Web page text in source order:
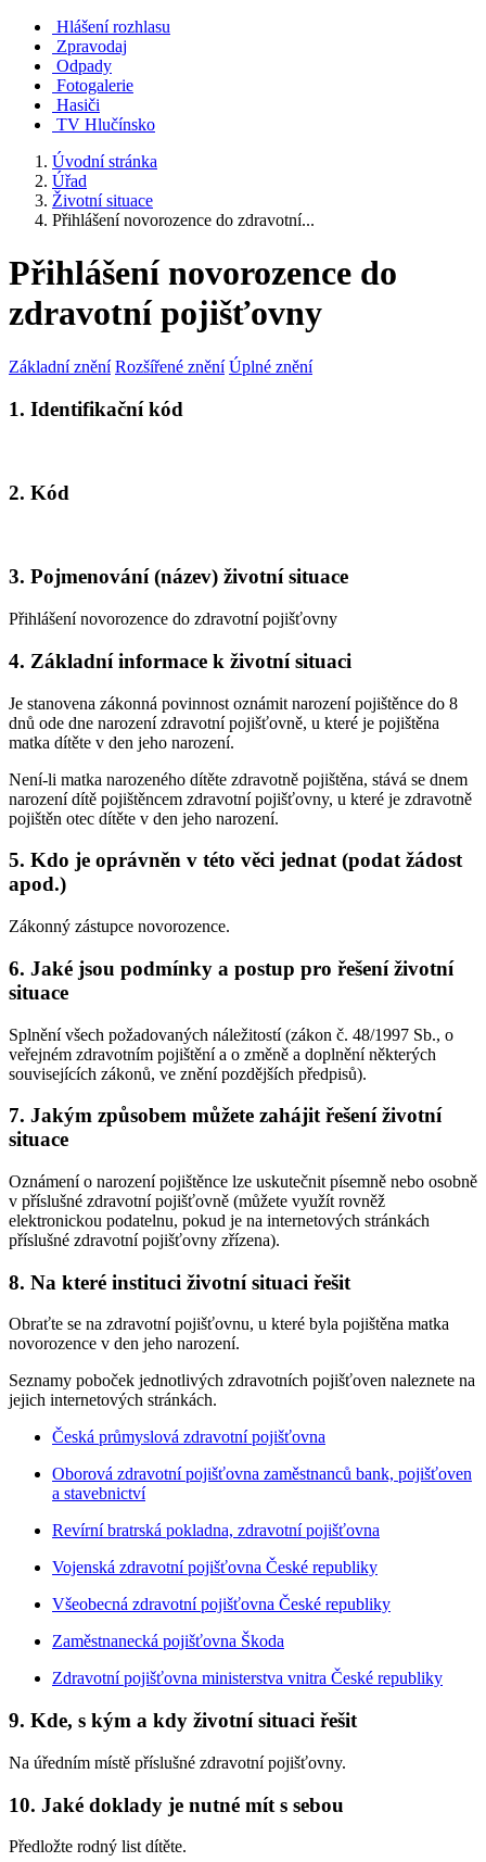
Hlášení rozhlasu
Zpravodaj
Odpady
Fotogalerie
Hasiči
TV Hlučínsko
Úvodní stránka
Úřad
Životní situace
Přihlášení novorozence do zdravotní...
Přihlášení novorozence do
zdravotní pojišťovny
Základní znění Rozšířené znění Úplné znění
1. Identifikační kód
2. Kód
3. Pojmenování (název) životní situace
Přihlášení novorozence do zdravotní pojišťovny
4. Základní informace k životní situaci
Je stanovena zákonná povinnost oznámit narození pojištěnce do 8
dnů ode dne narození zdravotní pojišťovně, u které je pojištěna
matka dítěte v den jeho narození.
Není-li matka narozeného dítěte zdravotně pojištěna, stává se dnem
narození dítě pojištěncem zdravotní pojišťovny, u které je zdravotně
pojištěn otec dítěte v den jeho narození.
5. Kdo je oprávněn v této věci jednat (podat žádost
apod.)
Zákonný zástupce novorozence.
6. Jaké jsou podmínky a postup pro řešení životní
situace
Splnění všech požadovaných náležitostí (zákon č. 48/1997 Sb., o
veřejném zdravotním pojištění a o změně a doplnění některých
souvisejících zákonů, ve znění pozdějších předpisů).
7. Jakým způsobem můžete zahájit řešení životní
situace
Oznámení o narození pojištěnce lze uskutečnit písemně nebo osobně
v příslušné zdravotní pojišťovně (můžete využít rovněž
elektronickou podatelnu, pokud je na internetových stránkách
příslušné zdravotní pojišťovny zřízena).
8. Na které instituci životní situaci řešit
Obraťte se na zdravotní pojišťovnu, u které byla pojištěna matka
novorozence v den jeho narození.
Seznamy poboček jednotlivých zdravotních pojišťoven naleznete na
jejich internetových stránkách.
Česká průmyslová zdravotní pojišťovna
Oborová zdravotní pojišťovna zaměstnanců bank, pojišťoven
a stavebnictví
Revírní bratrská pokladna, zdravotní pojišťovna
Vojenská zdravotní pojišťovna České republiky
Všeobecná zdravotní pojišťovna České republiky
Zaměstnanecká pojišťovna Škoda
Zdravotní pojišťovna ministerstva vnitra České republiky
9. Kde, s kým a kdy životní situaci řešit
Na úředním místě příslušné zdravotní pojišťovny.
10. Jaké doklady je nutné mít s sebou
Předložte rodný list dítěte.